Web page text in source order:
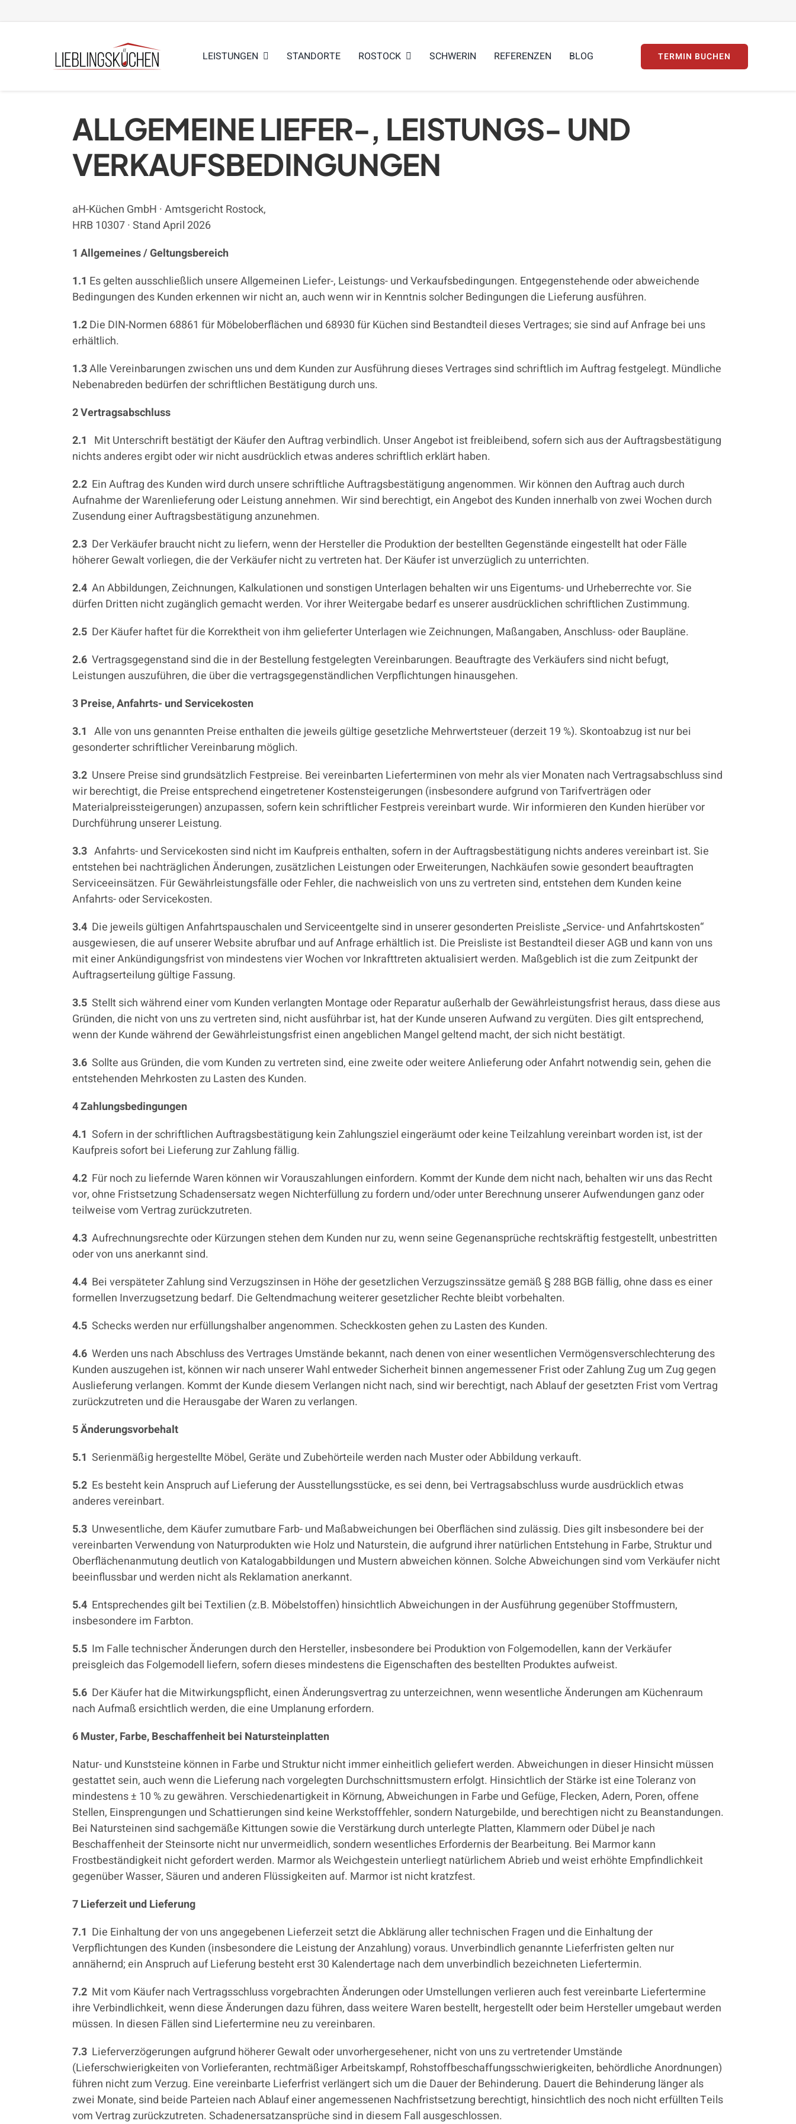
Inhalt
LEISTUNGEN STANDORTE ROSTOCK SCHWERIN REFERENZEN BLOG TERMIN BUCHEN
ALLGEMEINE LIEFER-, LEISTUNGS- UND
VERKAUFSBEDINGUNGEN
aH-Küchen GmbH · Amtsgericht Rostock,
HRB 10307 · Stand April 2026
1 Allgemeines / Geltungsbereich
1.1 Es gelten ausschließlich unsere Allgemeinen Liefer-, Leistungs- und Verkaufsbedingungen. Entgegenstehende oder abweichende
Bedingungen des Kunden erkennen wir nicht an, auch wenn wir in Kenntnis solcher Bedingungen die Lieferung ausführen.
1.2Die DIN-Normen 68861 für Möbeloberflächen und 68930 für Küchen sind Bestandteil dieses Vertrages; sie sind auf Anfrage bei uns
erhältlich.
1.3Alle Vereinbarungen zwischen uns und dem Kunden zur Ausführung dieses Vertrages sind schriftlich im Auftrag festgelegt. Mündliche
Nebenabreden bedürfen der schriftlichen Bestätigung durch uns.
2 Vertragsabschluss
2.1 Mit Unterschrift bestätigt der Käufer den Auftrag verbindlich. Unser Angebot ist freibleibend, sofern sich aus der Auftragsbestätigung
nichts anderes ergibt oder wir nicht ausdrücklich etwas anderes schriftlich erklärt haben.
2.2 Ein Auftrag des Kunden wird durch unsere schriftliche Auftragsbestätigung angenommen. Wir können den Auftrag auch durch
Aufnahme der Warenlieferung oder Leistung annehmen. Wir sind berechtigt, ein Angebot des Kunden innerhalb von zwei Wochen durch
Zusendung einer Auftragsbestätigung anzunehmen.
2.3 Der Verkäufer braucht nicht zu liefern, wenn der Hersteller die Produktion der bestellten Gegenstände eingestellt hat oder Fälle
höherer Gewalt vorliegen, die der Verkäufer nicht zu vertreten hat. Der Käufer ist unverzüglich zu unterrichten.
2.4 An Abbildungen, Zeichnungen, Kalkulationen und sonstigen Unterlagen behalten wir uns Eigentums- und Urheberrechte vor. Sie
dürfen Dritten nicht zugänglich gemacht werden. Vor ihrer Weitergabe bedarf es unserer ausdrücklichen schriftlichen Zustimmung.
2.5 Der Käufer haftet für die Korrektheit von ihm gelieferter Unterlagen wie Zeichnungen, Maßangaben, Anschluss- oder Baupläne.
2.6 Vertragsgegenstand sind die in der Bestellung festgelegten Vereinbarungen. Beauftragte des Verkäufers sind nicht befugt,
Leistungen auszuführen, die über die vertragsgegenständlichen Verpflichtungen hinausgehen.
3 Preise, Anfahrts- und Servicekosten
3.1 Alle von uns genannten Preise enthalten die jeweils gültige gesetzliche Mehrwertsteuer (derzeit 19 %). Skontoabzug ist nur bei
gesonderter schriftlicher Vereinbarung möglich.
3.2 Unsere Preise sind grundsätzlich Festpreise. Bei vereinbarten Lieferterminen von mehr als vier Monaten nach Vertragsabschluss sind
wir berechtigt, die Preise entsprechend eingetretener Kostensteigerungen (insbesondere aufgrund von Tarifverträgen oder
Materialpreissteigerungen) anzupassen, sofern kein schriftlicher Festpreis vereinbart wurde. Wir informieren den Kunden hierüber vor
Durchführung unserer Leistung.
3.3 Anfahrts- und Servicekosten sind nicht im Kaufpreis enthalten, sofern in der Auftragsbestätigung nichts anderes vereinbart ist. Sie
entstehen bei nachträglichen Änderungen, zusätzlichen Leistungen oder Erweiterungen, Nachkäufen sowie gesondert beauftragten
Serviceeinsätzen. Für Gewährleistungsfälle oder Fehler, die nachweislich von uns zu vertreten sind, entstehen dem Kunden keine
Anfahrts- oder Servicekosten.
3.4 Die jeweils gültigen Anfahrtspauschalen und Serviceentgelte sind in unserer gesonderten Preisliste „Service- und Anfahrtskosten“
ausgewiesen, die auf unserer Website abrufbar und auf Anfrage erhältlich ist. Die Preisliste ist Bestandteil dieser AGB und kann von uns
mit einer Ankündigungsfrist von mindestens vier Wochen vor Inkrafttreten aktualisiert werden. Maßgeblich ist die zum Zeitpunkt der
Auftragserteilung gültige Fassung.
3.5 Stellt sich während einer vom Kunden verlangten Montage oder Reparatur außerhalb der Gewährleistungsfrist heraus, dass diese aus
Gründen, die nicht von uns zu vertreten sind, nicht ausführbar ist, hat der Kunde unseren Aufwand zu vergüten. Dies gilt entsprechend,
wenn der Kunde während der Gewährleistungsfrist einen angeblichen Mangel geltend macht, der sich nicht bestätigt.
3.6 Sollte aus Gründen, die vom Kunden zu vertreten sind, eine zweite oder weitere Anlieferung oder Anfahrt notwendig sein, gehen die
entstehenden Mehrkosten zu Lasten des Kunden.
4 Zahlungsbedingungen
4.1 Sofern in der schriftlichen Auftragsbestätigung kein Zahlungsziel eingeräumt oder keine Teilzahlung vereinbart worden ist, ist der
Kaufpreis sofort bei Lieferung zur Zahlung fällig.
4.2 Für noch zu liefernde Waren können wir Vorauszahlungen einfordern. Kommt der Kunde dem nicht nach, behalten wir uns das Recht
vor, ohne Fristsetzung Schadensersatz wegen Nichterfüllung zu fordern und/oder unter Berechnung unserer Aufwendungen ganz oder
teilweise vom Vertrag zurückzutreten.
4.3 Aufrechnungsrechte oder Kürzungen stehen dem Kunden nur zu, wenn seine Gegenansprüche rechtskräftig festgestellt, unbestritten
oder von uns anerkannt sind.
4.4 Bei verspäteter Zahlung sind Verzugszinsen in Höhe der gesetzlichen Verzugszinssätze gemäß § 288 BGB fällig, ohne dass es einer
formellen Inverzugsetzung bedarf. Die Geltendmachung weiterer gesetzlicher Rechte bleibt vorbehalten.
4.5 Schecks werden nur erfüllungshalber angenommen. Scheckkosten gehen zu Lasten des Kunden.
4.6 Werden uns nach Abschluss des Vertrages Umstände bekannt, nach denen von einer wesentlichen Vermögensverschlechterung des
Kunden auszugehen ist, können wir nach unserer Wahl entweder Sicherheit binnen angemessener Frist oder Zahlung Zug um Zug gegen
Auslieferung verlangen. Kommt der Kunde diesem Verlangen nicht nach, sind wir berechtigt, nach Ablauf der gesetzten Frist vom Vertrag
zurückzutreten und die Herausgabe der Waren zu verlangen.
5 Änderungsvorbehalt
5.1 Serienmäßig hergestellte Möbel, Geräte und Zubehörteile werden nach Muster oder Abbildung verkauft.
5.2 Es besteht kein Anspruch auf Lieferung der Ausstellungsstücke, es sei denn, bei Vertragsabschluss wurde ausdrücklich etwas
anderes vereinbart.
5.3 Unwesentliche, dem Käufer zumutbare Farb- und Maßabweichungen bei Oberflächen sind zulässig. Dies gilt insbesondere bei der
vereinbarten Verwendung von Naturprodukten wie Holz und Naturstein, die aufgrund ihrer natürlichen Entstehung in Farbe, Struktur und
Oberflächenanmutung deutlich von Katalogabbildungen und Mustern abweichen können. Solche Abweichungen sind vom Verkäufer nicht
beeinflussbar und werden nicht als Reklamation anerkannt.
5.4 Entsprechendes gilt bei Textilien (z.B. Möbelstoffen) hinsichtlich Abweichungen in der Ausführung gegenüber Stoffmustern,
insbesondere im Farbton.
5.5 Im Falle technischer Änderungen durch den Hersteller, insbesondere bei Produktion von Folgemodellen, kann der Verkäufer
preisgleich das Folgemodell liefern, sofern dieses mindestens die Eigenschaften des bestellten Produktes aufweist.
5.6 Der Käufer hat die Mitwirkungspflicht, einen Änderungsvertrag zu unterzeichnen, wenn wesentliche Änderungen am Küchenraum
nach Aufmaß ersichtlich werden, die eine Umplanung erfordern.
6 Muster, Farbe, Beschaffenheit bei Natursteinplatten
Natur- und Kunststeine können in Farbe und Struktur nicht immer einheitlich geliefert werden. Abweichungen in dieser Hinsicht müssen
gestattet sein, auch wenn die Lieferung nach vorgelegten Durchschnittsmustern erfolgt. Hinsichtlich der Stärke ist eine Toleranz von
mindestens ± 10 % zu gewähren. Verschiedenartigkeit in Körnung, Abweichungen in Farbe und Gefüge, Flecken, Adern, Poren, offene
Stellen, Einsprengungen und Schattierungen sind keine Werkstofffehler, sondern Naturgebilde, und berechtigen nicht zu Beanstandungen.
Bei Natursteinen sind sachgemäße Kittungen sowie die Verstärkung durch unterlegte Platten, Klammern oder Dübel je nach
Beschaffenheit der Steinsorte nicht nur unvermeidlich, sondern wesentliches Erfordernis der Bearbeitung. Bei Marmor kann
Frostbeständigkeit nicht gefordert werden. Marmor als Weichgestein unterliegt natürlichem Abrieb und weist erhöhte Empfindlichkeit
gegenüber Wasser, Säuren und anderen Flüssigkeiten auf. Marmor ist nicht kratzfest.
7 Lieferzeit und Lieferung
7.1 Die Einhaltung der von uns angegebenen Lieferzeit setzt die Abklärung aller technischen Fragen und die Einhaltung der
Verpflichtungen des Kunden (insbesondere die Leistung der Anzahlung) voraus. Unverbindlich genannte Lieferfristen gelten nur
annähernd; ein Anspruch auf Lieferung besteht erst 30 Kalendertage nach dem unverbindlich bezeichneten Liefertermin.
7.2 Mit vom Käufer nach Vertragsschluss vorgebrachten Änderungen oder Umstellungen verlieren auch fest vereinbarte Liefertermine
ihre Verbindlichkeit, wenn diese Änderungen dazu führen, dass weitere Waren bestellt, hergestellt oder beim Hersteller umgebaut werden
müssen. In diesen Fällen sind Liefertermine neu zu vereinbaren.
7.3 Lieferverzögerungen aufgrund höherer Gewalt oder unvorhergesehener, nicht von uns zu vertretender Umstände
(Lieferschwierigkeiten von Vorlieferanten, rechtmäßiger Arbeitskampf, Rohstoffbeschaffungsschwierigkeiten, behördliche Anordnungen)
führen nicht zum Verzug. Eine vereinbarte Lieferfrist verlängert sich um die Dauer der Behinderung. Dauert die Behinderung länger als
zwei Monate, sind beide Parteien nach Ablauf einer angemessenen Nachfristsetzung berechtigt, hinsichtlich des noch nicht erfüllten Teils
vom Vertrag zurückzutreten. Schadenersatzansprüche sind in diesem Fall ausgeschlossen.